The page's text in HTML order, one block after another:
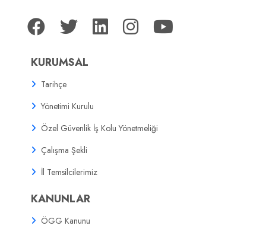
KURUMSAL
Tarihçe
Yönetimi Kurulu
Özel Güvenlik İş Kolu Yönetmeliği
Çalışma Şekli
İl Temsilcilerimiz
KANUNLAR
ÖGG Kanunu